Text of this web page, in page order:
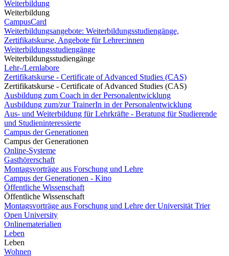
Weiterbildung
Weiterbildung
CampusCard
Weiterbildungsangebote: Weiterbildungsstudiengänge,
Zertifikatskurse, Angebote für Lehrer:innen
Weiterbildungsstudiengänge
Weiterbildungsstudiengänge
Lehr-/Lernlabore
Zertifikatskurse - Certificate of Advanced Studies (CAS)
Zertifikatskurse - Certificate of Advanced Studies (CAS)
Ausbildung zum Coach in der Personalentwicklung
Ausbildung zum/zur TrainerIn in der Personalentwicklung
Aus- und Weiterbildung für Lehrkräfte - Beratung für Studierende
und Studieninteressierte
Campus der Generationen
Campus der Generationen
Online-Systeme
Gasthörerschaft
Montagsvorträge aus Forschung und Lehre
Campus der Generationen - Kino
Öffentliche Wissenschaft
Öffentliche Wissenschaft
Montagsvorträge aus Forschung und Lehre der Universität Trier
Open University
Onlinematerialien
Leben
Leben
Wohnen